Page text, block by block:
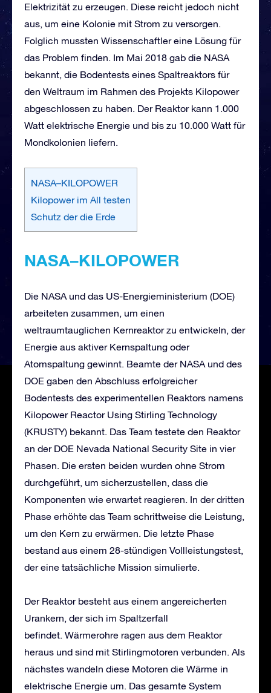
Elektrizität zu erzeugen. Diese reicht jedoch nicht
aus, um eine Kolonie mit Strom zu versorgen.
Folglich mussten Wissenschaftler eine Lösung für
das Problem finden. Im Mai 2018 gab die NASA
bekannt, die Bodentests eines Spaltreaktors für
den Weltraum im Rahmen des Projekts Kilopower
abgeschlossen zu haben. Der Reaktor kann 1.000
Watt elektrische Energie und bis zu 10.000 Watt für
Mondkolonien liefern.
NASA–KILOPOWER
Kilopower im All testen
Schutz der die Erde
NASA–KILOPOWER
Die NASA und das US-Energieministerium (DOE)
arbeiteten zusammen, um einen
weltraumtauglichen Kernreaktor zu entwickeln, der
Energie aus aktiver Kernspaltung oder
Atomspaltung gewinnt. Beamte der NASA und des
DOE gaben den Abschluss erfolgreicher
Bodentests des experimentellen Reaktors namens
Kilopower Reactor Using Stirling Technology
(KRUSTY) bekannt. Das Team testete den Reaktor
an der DOE Nevada National Security Site in vier
Phasen. Die ersten beiden wurden ohne Strom
durchgeführt, um sicherzustellen, dass die
Komponenten wie erwartet reagieren. In der dritten
Phase erhöhte das Team schrittweise die Leistung,
um den Kern zu erwärmen. Die letzte Phase
bestand aus einem 28-stündigen Vollleistungstest,
der eine tatsächliche Mission simulierte.
Der Reaktor besteht aus einem angereicherten
Urankern, der sich im Spaltzerfall
befindet. Wärmerohre ragen aus dem Reaktor
heraus und sind mit Stirlingmotoren verbunden. Als
nächstes wandeln diese Motoren die Wärme in
elektrische Energie um. Das gesamte System